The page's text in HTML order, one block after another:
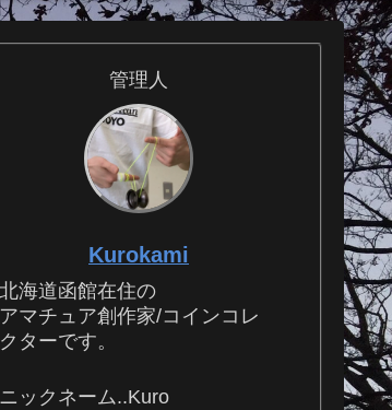
管理人
Kurokami
北海道函館在住の
アマチュア創作家/コインコレ
クターです。
ニックネーム..Kuro